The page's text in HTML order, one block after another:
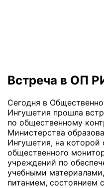
Встреча в ОП
Сегодня в
Ингушетия прошла
по общественному
Министерства
Ингушетия, на которой
общественного
учреждений по
учебными
питанием, состоянием